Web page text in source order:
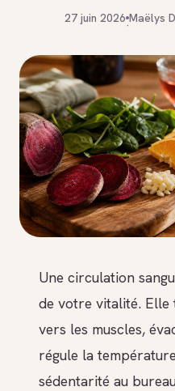
27 juin 2026
·
Maëlys
Une circulation
de votre vitalité. Elle
vers les muscles,
régule la
sédentarité au